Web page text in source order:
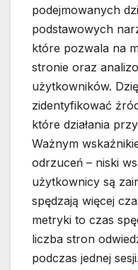
podejmowanych
podstawowych
które pozwala na
stronie oraz
użytkowników.
zidentyfikować
które działania
Ważnym
odrzuceń – niski
użytkownicy są
spędzają więcej
metryki to czas
liczba stron
podczas jednej